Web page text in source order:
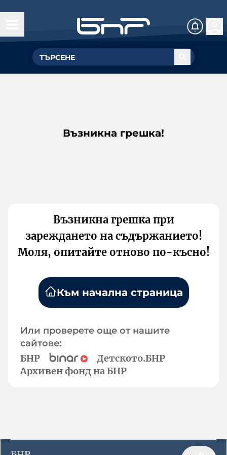
Възникна грешка!
Възникна грешка при
зареждането на съдържанието!
Моля, опитайте отново по-късно!
Към начална страница
Или проверете още от нашите
сайтове:
БНР
Детското.БНР
Архивен фонд на БНР